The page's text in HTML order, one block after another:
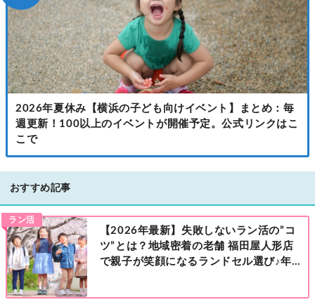
2026年夏休み【横浜の子ども向けイベント】まとめ：毎
週更新！100以上のイベントが開催予定。公式リンクはこ
こで
おすすめ記事
ラン活
【2026年最新】失敗しないラン活の”コ
ツ”とは？地域密着の老舗 福田屋人形店
で親子が笑顔になるランドセル選び♪年